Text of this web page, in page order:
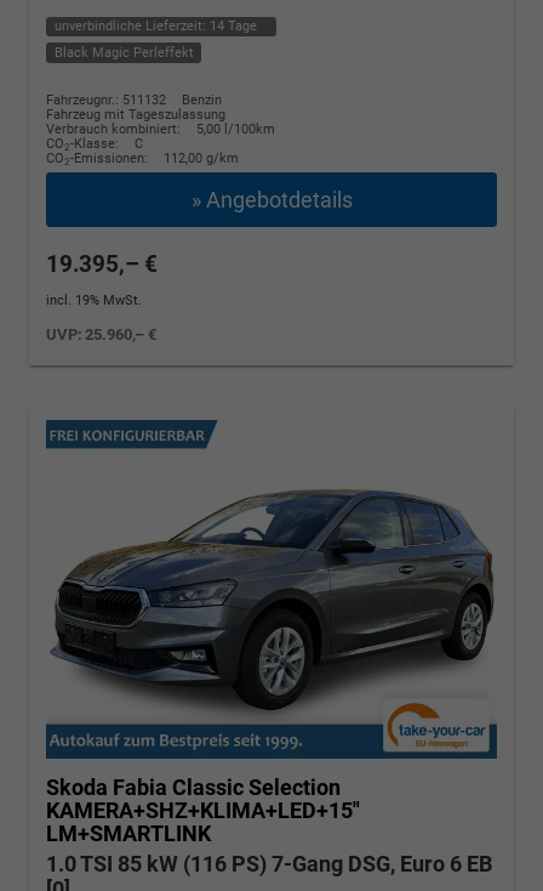
unverbindliche Lieferzeit: 14 Tage
Black Magic Perleffekt
Fahrzeugnr.: 511132
Benzin
Fahrzeug mit Tageszulassung
Verbrauch kombiniert:
5,00 l/100km
CO2-Klasse:
C
CO2-Emissionen: 112,00 g/km
» Angebotdetails
19.395,– €
incl. 19% MwSt.
UVP:25.960,– €
Skoda Fabia Classic Selection
KAMERA+SHZ+KLIMA+LED+15"
LM+SMARTLINK
1.0 TSI 85 kW (116 PS) 7-Gang DSG, Euro 6 EB